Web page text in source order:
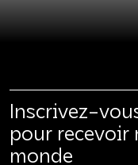
Inscrivez-
pour recevoir
monde